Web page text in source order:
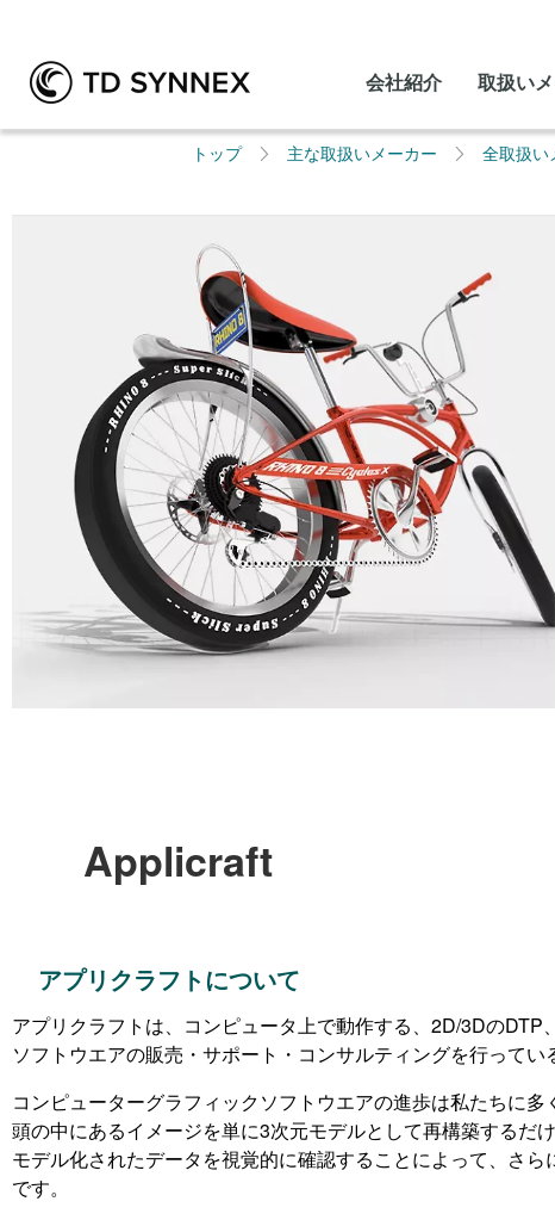
会社紹介 取扱い
トップ 主な取扱いメーカー 全取扱い
Applicraft
アプリクラフトについて
アプリクラフトは、コンピュータ上で動作する、2D/3Dの
ソフトウエアの販売・サポート・コンサルティングを行ってい
コンピューターグラフィックソフトウエアの進歩は私たちに
頭の中にあるイメージを単に3次元モデルとして再構築するだ
モデル化されたデータを視覚的に確認することによって、さ
です。